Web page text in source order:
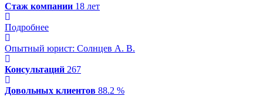
Стаж компании 18 лет
Подробнее
Опытный юрист: Солнцев А. В.
Консультаций 267
Довольных клиентов 88.2 %